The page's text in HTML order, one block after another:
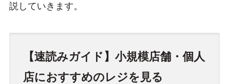
説していきます。
【速読みガイド】 小規模店舗・個人
店におすすめのレジを見る